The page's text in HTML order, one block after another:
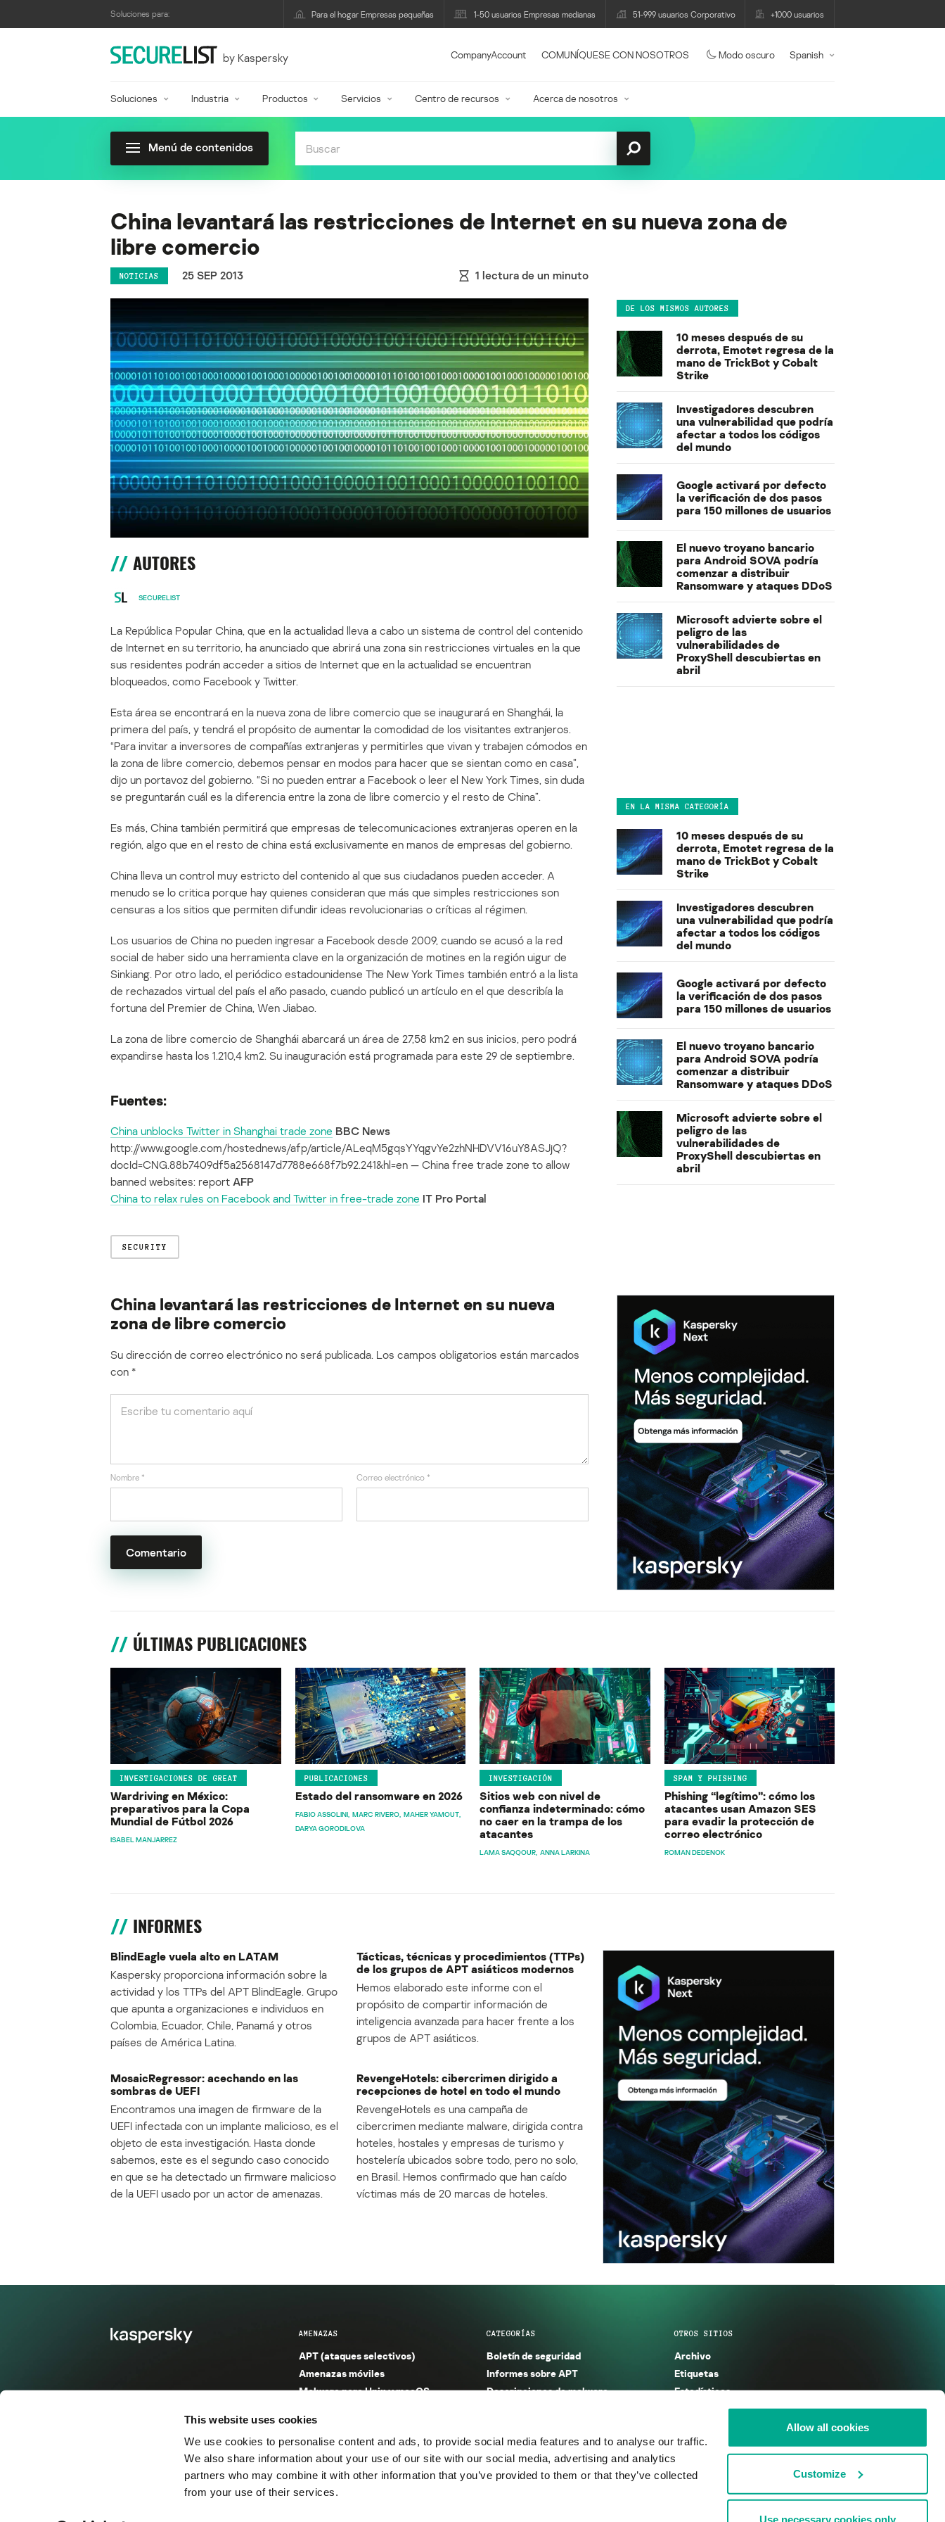
This website uses cookies
We use cookies to personalise content and ads, to provide social media features and to analyse our traffic.
We also share information about your use of our site with our social media, advertising and analytics
partners who may combine it with other information that you’ve provided to them or that they’ve collected
from your use of their services.
Allow all cookies
Customize
Use necessary cookies only
Soluciones para: Para el hogar Empresas pequeñas 1-50 usuarios Empresas medianas 51-999 usuarios Corporativo +1000 usuarios
by Kaspersky CompanyAccount COMUNÍQUESE CON NOSOTROS Modo oscuro Spanish
Soluciones Industria Productos Servicios Centro de recursos Acerca de nosotros
Menú de contenidos
China levantará las restricciones de Internet en su nueva zona de
libre comercio
NOTICIAS 25 SEP 2013 1 lectura de un minuto
AUTORES
SECURELIST
La República Popular China, que en la actualidad lleva a cabo un sistema de control del contenido
de Internet en su territorio, ha anunciado que abrirá una zona sin restricciones virtuales en la que
sus residentes podrán acceder a sitios de Internet que en la actualidad se encuentran
bloqueados, como Facebook y Twitter.
Esta área se encontrará en la nueva zona de libre comercio que se inaugurará en Shanghái, la
primera del país, y tendrá el propósito de aumentar la comodidad de los visitantes extranjeros.
“Para invitar a inversores de compañías extranjeras y permitirles que vivan y trabajen cómodos en
la zona de libre comercio, debemos pensar en modos para hacer que se sientan como en casa”,
dijo un portavoz del gobierno. “Si no pueden entrar a Facebook o leer el New York Times, sin duda
se preguntarán cuál es la diferencia entre la zona de libre comercio y el resto de China”.
Es más, China también permitirá que empresas de telecomunicaciones extranjeras operen en la
región, algo que en el resto de china está exclusivamente en manos de empresas del gobierno.
China lleva un control muy estricto del contenido al que sus ciudadanos pueden acceder. A
menudo se lo critica porque hay quienes consideran que más que simples restricciones son
censuras a los sitios que permiten difundir ideas revolucionarias o críticas al régimen.
Los usuarios de China no pueden ingresar a Facebook desde 2009, cuando se acusó a la red
social de haber sido una herramienta clave en la organización de motines en la región uigur de
Sinkiang. Por otro lado, el periódico estadounidense The New York Times también entró a la lista
de rechazados virtual del país el año pasado, cuando publicó un artículo en el que describía la
fortuna del Premier de China, Wen Jiabao.
La zona de libre comercio de Shanghái abarcará un área de 27,58 km2 en sus inicios, pero podrá
expandirse hasta los 1.210,4 km2. Su inauguración está programada para este 29 de septiembre.
Fuentes:
China unblocks Twitter in Shanghai trade zone BBC News
http://www.google.com/hostednews/afp/article/ALeqM5gqsYYqgvYe2zhNHDVV16uY8ASJjQ?
docId=CNG.88b7409df5a2568147d7788e668f7b92.241&hl=en — China free trade zone to allow
banned websites: report AFP
China to relax rules on Facebook and Twitter in free-trade zone IT Pro Portal
SECURITY
China levantará las restricciones de Internet en su nueva
zona de libre comercio
Su dirección de correo electrónico no será publicada. Los campos obligatorios están marcados
con *
Nombre * Correo electrónico *
DE LOS MISMOS AUTORES
10 meses después de su
derrota, Emotet regresa de la
mano de TrickBot y Cobalt
Strike
Investigadores descubren
una vulnerabilidad que podría
afectar a todos los códigos
del mundo
Google activará por defecto
la verificación de dos pasos
para 150 millones de usuarios
El nuevo troyano bancario
para Android SOVA podría
comenzar a distribuir
Ransomware y ataques DDoS
Microsoft advierte sobre el
peligro de las
vulnerabilidades de
ProxyShell descubiertas en
abril
EN LA MISMA CATEGORÍA
10 meses después de su
derrota, Emotet regresa de la
mano de TrickBot y Cobalt
Strike
Investigadores descubren
una vulnerabilidad que podría
afectar a todos los códigos
del mundo
Google activará por defecto
la verificación de dos pasos
para 150 millones de usuarios
El nuevo troyano bancario
para Android SOVA podría
comenzar a distribuir
Ransomware y ataques DDoS
Microsoft advierte sobre el
peligro de las
vulnerabilidades de
ProxyShell descubiertas en
abril
ÚLTIMAS PUBLICACIONES
INVESTIGACIONES DE GREAT
Wardriving en México:
preparativos para la Copa
Mundial de Fútbol 2026
ISABEL MANJARREZ
PUBLICACIONES
Estado del ransomware en 2026
FABIO ASSOLINI MARC RIVERO MAHER YAMOUT
DARYA GORODILOVA
INVESTIGACIÓN
Sitios web con nivel de
confianza indeterminado: cómo
no caer en la trampa de los
atacantes
LAMA SAQQOUR ANNA LARKINA
SPAM Y PHISHING
Phishing “legítimo”: cómo los
atacantes usan Amazon SES
para evadir la protección de
correo electrónico
ROMAN DEDENOK
INFORMES
BlindEagle vuela alto en LATAM
Kaspersky proporciona información sobre la
actividad y los TTPs del APT BlindEagle. Grupo
que apunta a organizaciones e individuos en
Colombia, Ecuador, Chile, Panamá y otros
países de América Latina.
Tácticas, técnicas y procedimientos (TTPs)
de los grupos de APT asiáticos modernos
Hemos elaborado este informe con el
propósito de compartir información de
inteligencia avanzada para hacer frente a los
grupos de APT asiáticos.
MosaicRegressor: acechando en las
sombras de UEFI
Encontramos una imagen de firmware de la
UEFI infectada con un implante malicioso, es el
objeto de esta investigación. Hasta donde
sabemos, este es el segundo caso conocido
en que se ha detectado un firmware malicioso
de la UEFI usado por un actor de amenazas.
RevengeHotels: cibercrimen dirigido a
recepciones de hotel en todo el mundo
RevengeHotels es una campaña de
cibercrimen mediante malware, dirigida contra
hoteles, hostales y empresas de turismo y
hostelería ubicados sobre todo, pero no solo,
en Brasil. Hemos confirmado que han caído
víctimas más de 20 marcas de hoteles.
AMENAZAS
APT (ataques selectivos)
Amenazas móviles
Malware para Unix y macOS
Entorno seguro (IoT)
Amenazas financieras
Amenazas industriales
Spam y phishing
CATEGORÍAS
Boletín de seguridad
Informes sobre APT
Descripciones de malware
Informes sobre spam y phishing
Publicaciones
Incidentes
OTROS SITIOS
Archivo
Etiquetas
Estadísticas
Enciclopedia
KSB 2025